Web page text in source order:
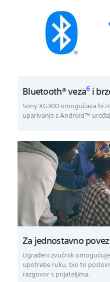
Bluetooth® veza6i
Sony XG300 omogućava
uparivanje s Android™
Za jednostavno
Ugrađeni zvučnik
upotrebe ruku, bio to
razgovor s prijateljima.